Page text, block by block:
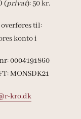
(privat): 50 kr.
til:
konto i
0004191860
MONSDK21
kro.dk